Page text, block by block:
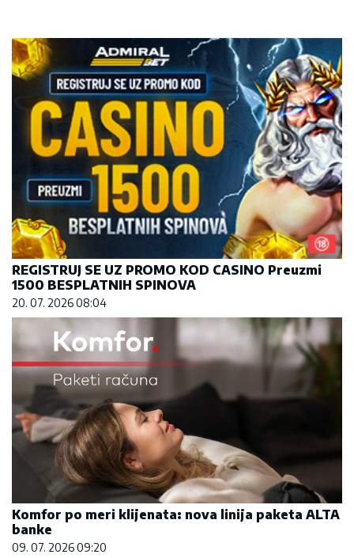
REGISTRUJ SE UZ PROMO KOD CASINO Preuzmi
1500 BESPLATNIH SPINOVA
20. 07. 2026 08:04
Komfor po meri klijenata: nova linija paketa ALTA
banke
09. 07. 2026 09:20